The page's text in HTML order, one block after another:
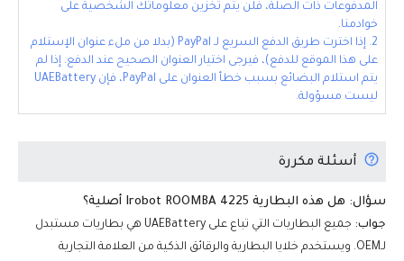
المدفوعات ذات الصلة، فلن يتم تخزين معلوماتك الشخصية على
خوادمنا.
2. إذا اخترت طريق الدفع السريع لـ PayPal (بدلا من ملء عنوان الإستلام
على هذا الموقع للدفع)، فيرجى اختيار العنوان الصحيح عند الدفع. إذا لم
يتم استلام البضائع بسبب خطأ العنوان على PayPal، فإن UAEBattery
ليست مسؤولة.
أسئلة مكررة
سؤال: هل هذه البطارية Irobot ROOMBA 4225 أصلية؟
جواب:
جميع البطاريات التي تباع على UAEBattery هي بطاريات مستبدل
لـOEM. ويستخدم خلايا البطارية والرقائق الذكية من العلامة التجارية